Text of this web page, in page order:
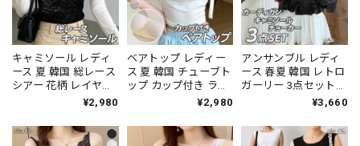
キャミソール レディ
ース 夏 韓国 総レース
シアー 花柄 レイヤー
ド ビスチェ風 タイト
ナー 透け感 フェミニ
ン きれいめ カジュア
¥2,980
ベアトップ レディー
ス 夏 韓国 チューブト
ップ カップ付き ライ
ンストーン スカーフ
ト丈 肌見せ へそ出し
ワンホン きれいめ フ
¥2,980
アンサンブル レディ
ース 春夏 韓国 レトロ
ガーリー 3点セット
カーディガン キャミ
カー付き ドット柄 フ
リル ショート丈 長袖
¥3,660